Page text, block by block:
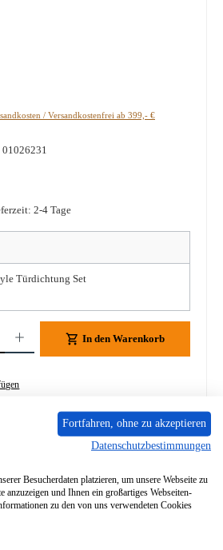
/ Versandkostenfrei ab 399,- €
01026231
2-4 Tage
Türdichtung Set
In den Warenkorb
Frage zum ProduktFortfahren, ohne zu akzeptieren
Datenschutzbestimmungen
Besucherdaten platzieren, um unsere Webseite zu
anzuzeigen und Ihnen ein großartiges Webseiten-
zu den von uns verwendeten Cookies